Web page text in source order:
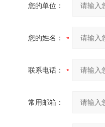
您的单位：
您的姓名：
联系电话：
常用邮箱：